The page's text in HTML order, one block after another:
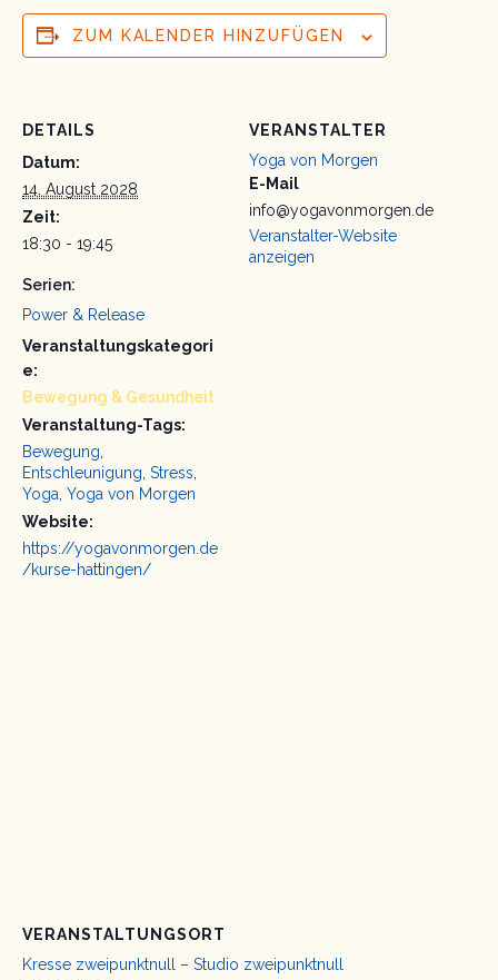
ZUM KALENDER HINZUFÜGEN
DETAILS
Datum:
14. August 2028
Zeit:
18:30 - 19:45
Serien:
Power & Release
Veranstaltungskategori
e:
Bewegung & Gesundheit
Veranstaltung-Tags:
Bewegung,
Entschleunigung, Stress,
Yoga, Yoga von Morgen
Website:
https://yogavonmorgen.de
/kurse-hattingen/
VERANSTALTER
Yoga von Morgen
E-Mail
info@yogavonmorgen.de
Veranstalter-Website
anzeigen
VERANSTALTUNGSORT
Kresse zweipunktnull – Studio zweipunktnull